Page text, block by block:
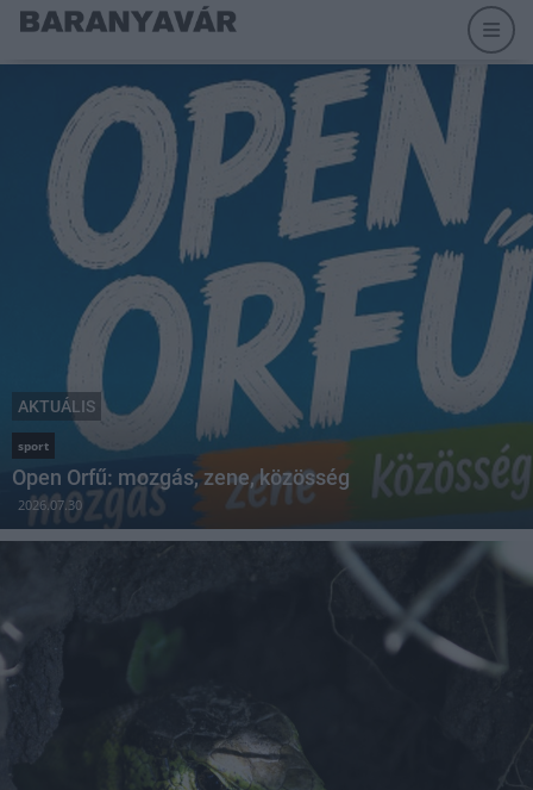
AKTUÁLIS
sport
Open Orfű: mozgás, zene, közösség
2026.07.30